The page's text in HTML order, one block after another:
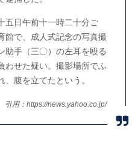
五日午前十一時二十分ご
館で、成人式記念の写真撮
助手（三〇）の左耳を殴る
わせた疑い。撮影場所でふ
腹を立てたという。
引用：https://news.yahoo.co.jp/